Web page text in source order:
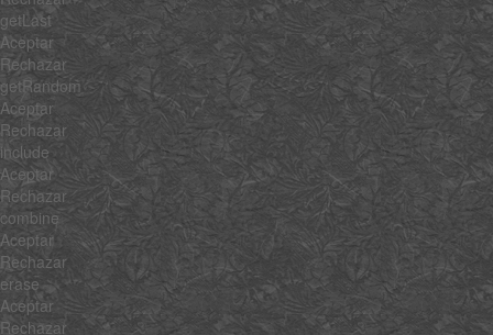
getLast
Aceptar
Rechazar
getRandom
Aceptar
Rechazar
include
Aceptar
Rechazar
combine
Aceptar
Rechazar
erase
Aceptar
Rechazar